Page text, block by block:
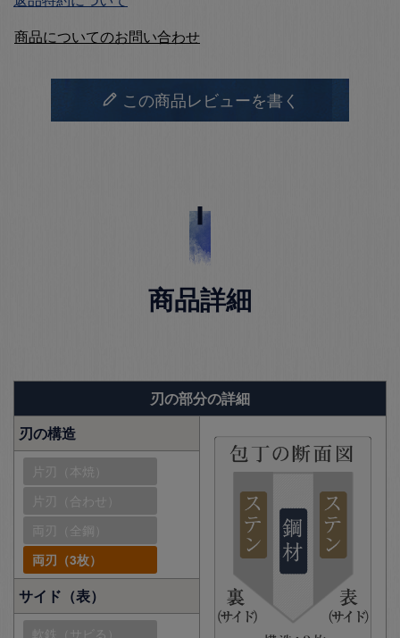
商品についてのお問い合わせ
この商品レビューを書く
商品詳細
刃の部分の詳細
刃の構造
片刃（本焼）
片刃（合わせ）
両刃（全鋼）
両刃（3枚）
サイド（表）
軟鉄（サビる）